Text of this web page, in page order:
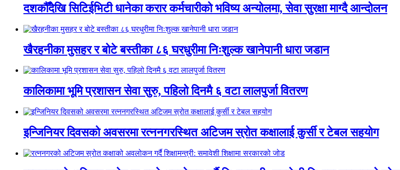
दशकौँदेखि सिटिईभिटी धानेका करार कर्मचारीको भविष्य अन्योलमा, सेवा सुरक्षा माग्दै आन्दोलन
खैरहनीका मुसहर र बोटे बस्तीका ८६ घरधुरीमा निःशुल्क खानेपानी धारा जडान
कालिकामा भूमि प्रशासन सेवा सुरु, पहिलो दिनमै ६ वटा लालपुर्जा वितरण
इन्जिनियर दिवसको अवसरमा रत्ननगरस्थित अटिजम स्रोत कक्षालाई कुर्सी र टेबल सहयोग